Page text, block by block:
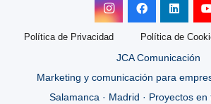
Política de Privacidad Política de
JCA Comunicación
Marketing y comunicación para
Salamanca · Madrid · Proyectos